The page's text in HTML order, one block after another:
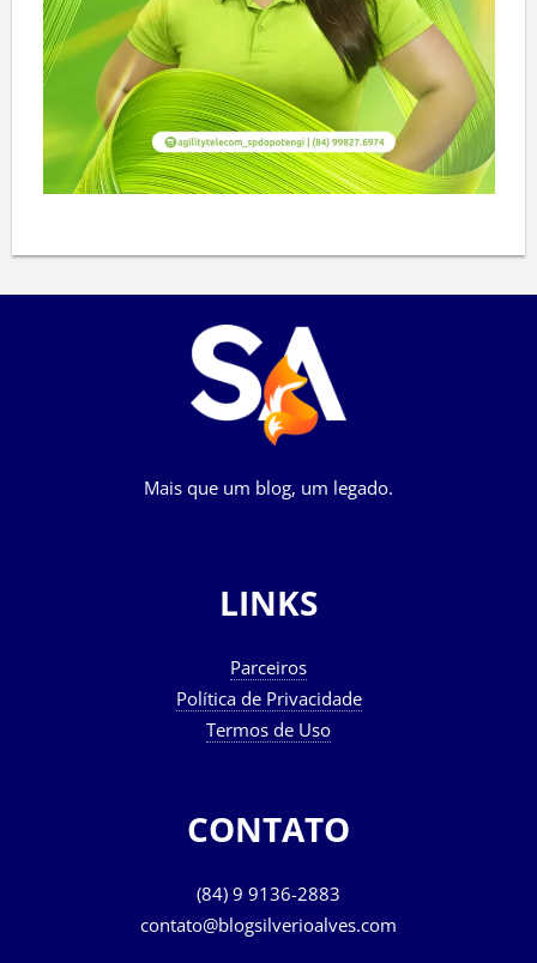
Mais que um blog, um legado.
LINKS
Parceiros
Política de Privacidade
Termos de Uso
CONTATO
(84) 9 9136-2883
contato@blogsilverioalves.com